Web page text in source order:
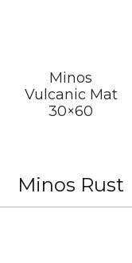
Minos
Vulcanic Mat
30×60
Minos Rust